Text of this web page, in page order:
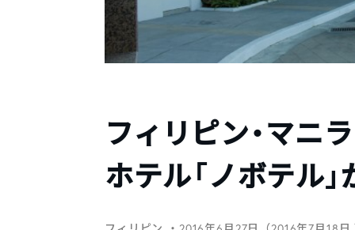
フィリピン・マニ
ホテル「ノボテル